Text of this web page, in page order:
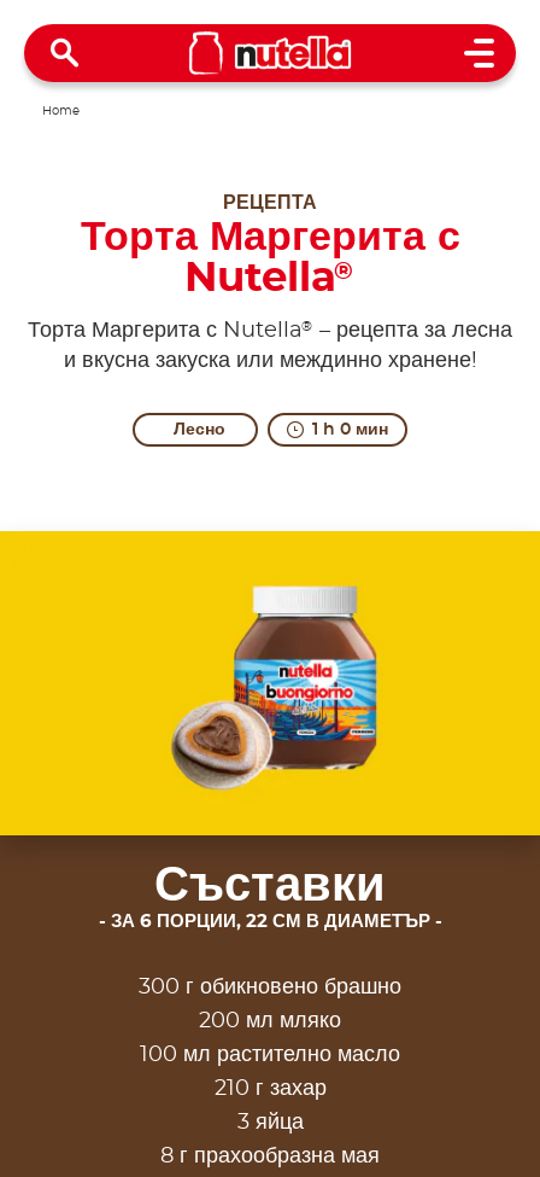
Open
Home
РЕЦЕПТА
Торта Маргерита с
Nutella®
Торта Маргерита с Nutella® – рецепта за лесна
и вкусна закуска или междинно хранене!
Лесно 1 h 0 мин
Съставки
ЗА 6 ПОРЦИИ, 22 СМ В ДИАМЕТЪР
300 г обикновено брашно
200 мл мляко
100 мл растително масло
210 г захар
3 яйца
8 г прахообразна мая